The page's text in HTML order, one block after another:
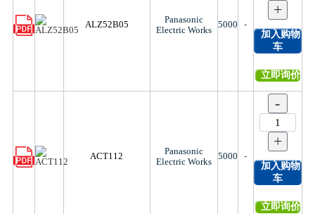
ALZ52B05
Panasonic
Electric Works
5000 -
+
加入购物
车
立即询价
ACT112
Panasonic
Electric Works
5000 -
-
+
加入购物
车
立即询价